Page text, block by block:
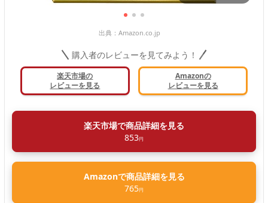
出典： Amazon.co.jp
購入者のレビューを見てみよう！
楽天市場の
レビューを見る
Amazonの
レビューを見る
楽天市場で商品詳細を見る
853円
Amazonで商品詳細を見る
765円